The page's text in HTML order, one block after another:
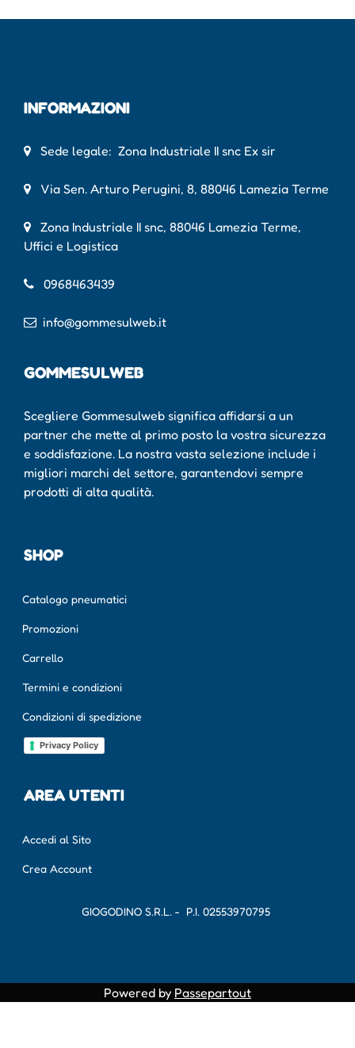
INFORMAZIONI
Sede legale: Zona Industriale II snc Ex sir
Via Sen. Arturo Perugini, 8, 88046 Lamezia Terme
Zona Industriale II snc, 88046 Lamezia Terme,
Uffici e Logistica
0968463439
info@gommesulweb.it
GOMMESULWEB
Scegliere Gommesulweb significa affidarsi a un
partner che mette al primo posto la vostra sicurezza
e soddisfazione. La nostra vasta selezione include i
migliori marchi del settore, garantendovi sempre
prodotti di alta qualità.
SHOP
Catalogo pneumatici
Promozioni
Carrello
Termini e condizioni
Condizioni di spedizione
Privacy Policy
AREA UTENTI
Accedi al Sito
Crea Account
GIOGODINO S.R.L. - P.I. 02553970795
Powered by Passepartout